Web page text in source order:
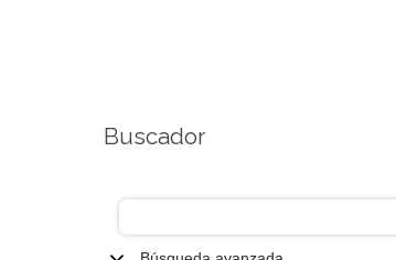
Buscador